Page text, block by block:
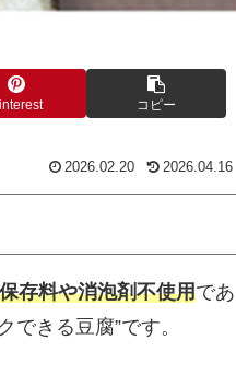
コピー
2026.02.20 2026.04.16
存料や消泡剤不使用であ
できる豆腐”です。